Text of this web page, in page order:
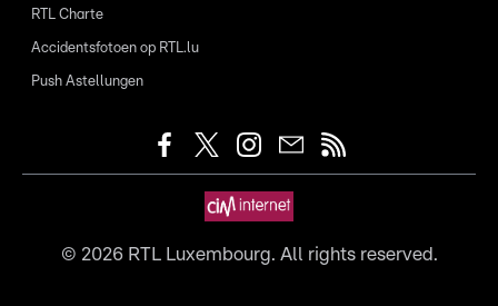
RTL Charte
Accidentsfotoen op RTL.lu
Push Astellungen
© 2026RTL Luxembourg. All rights reserved.